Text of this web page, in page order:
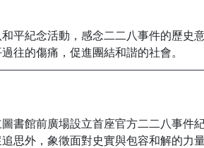
平紀念活動，感念二二八事件的歷史
往的傷痛，促進團結和諧的社會。
書館前廣場設立首座官方二二八事件
思外，象徵面對史實與包容和解的力